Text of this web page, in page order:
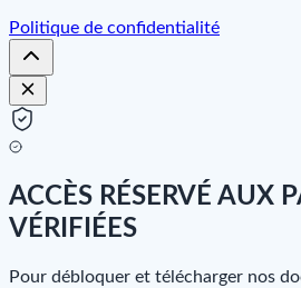
Politique de confidentialité
ACCÈS RÉSERVÉ AUX
VÉRIFIÉES
Pour débloquer et télécharger nos